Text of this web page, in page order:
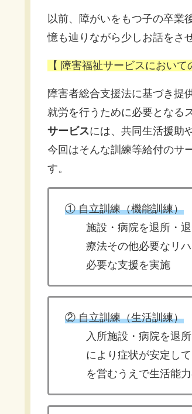
以前、障がいをもつ子の卒業
憶も辿りながら少しお話をさ
【 障害福祉サービスにおい
障害者総合支援法に基づき提
就労を行うために必要となる
サービスには、共同生活援助
今回はそんな訓練等給付のサ
す。
① 自立訓練（機能訓練）
施設・病院を退所・退
療法その他必要なリハ
必要な支援を実施
② 自立訓練（生活訓練）
入所施設・病院を退所
により症状が安定して
を営むうえで生活能力